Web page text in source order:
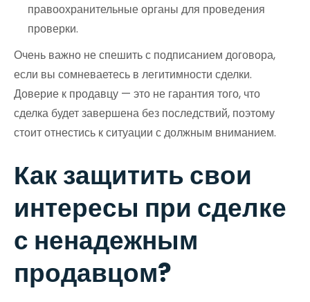
правоохранительные органы для проведения
проверки.
Очень важно не спешить с подписанием договора,
если вы сомневаетесь в легитимности сделки.
Доверие к продавцу — это не гарантия того, что
сделка будет завершена без последствий, поэтому
стоит отнестись к ситуации с должным вниманием.
Как защитить свои
интересы при сделке
с ненадежным
продавцом?